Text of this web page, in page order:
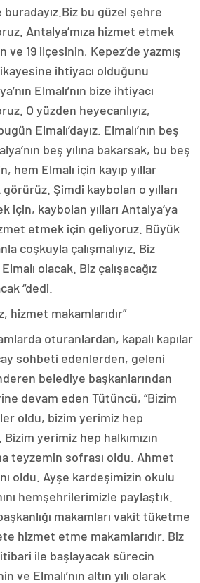
bu güzel şehre
Antalya’mıza hizmet etmek
ve 19 ilçesinin, Kepez’de yazmış
ihtiyacı olduğunu
Elmalı’nın bize ihtiyacı
O yüzden heyecanlıyız,
Elmalı’dayız. Elmalı’nın beş
beş yılına bakarsak, bu beş
hem Elmalı için kayıp yıllar
Şimdi kaybolan o yılları
için, kaybolan yılları Antalya’ya
etmek için geliyoruz. Büyük
coşkuyla çalışmalıyız. Biz
olacak. Biz çalışacağız
“dedi.
hizmet makamlarıdır”
oturanlardan, kapalı kapılar
sohbeti edenlerden, geleni
belediye başkanlarından
devam eden Tütüncü, “Bizim
oldu, bizim yerimiz hep
Bizim yerimiz hep halkımızın
teyzemin sofrası oldu. Ahmet
oldu. Ayşe kardeşimizin okulu
hemşehrilerimizle paylaştık.
makamları vakit tüketme
hizmet etme makamlarıdır. Biz
ile başlayacak sürecin
ve Elmalı’nın altın yılı olarak